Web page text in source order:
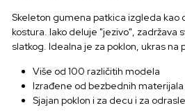
Skeleton gumena patkica izgleda kao
kostura. Iako deluje "jezivo", zadržava
slatkog. Idealna je za poklon, ukras
Više od 100 različitih modela
Izrađene od bezbednih materijala
Sjajan poklon i za decu i za odrasle